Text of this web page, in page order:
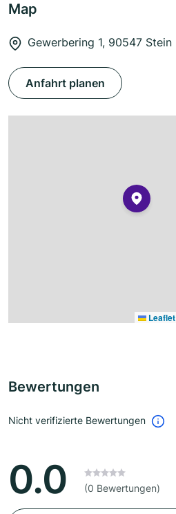
Map
Gewerbering 1, 90547 Stein
Anfahrt planen
Leaflet
Bewertungen
Nicht verifizierte Bewertungen
0.0 (0 Bewertungen)